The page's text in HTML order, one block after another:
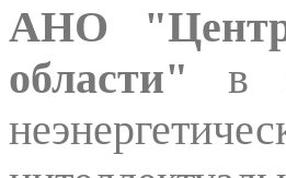
АНО "Центр
области" в